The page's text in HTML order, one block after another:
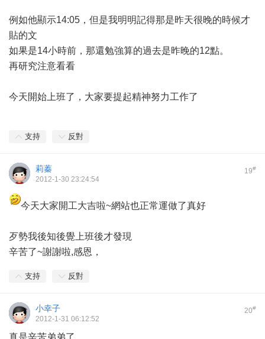
例如他顯示14:05，但是我明明記得那是昨天很晚的時候才
貼的文
如果是14小時前，那還勉強算的過去是昨晚的12點。
再研究注意看看
今天開始上班了，大家要提起精神努力工作了
支持 反對
19#
莉蓁
2012-1-30 23:24:54
今天大家開工大吉啦~網站也正常運做了真好
歹勢我後知後覺上班後才發現
辛苦了~謝謝啦,感恩，
支持 反對
20#
小幸子
2012-1-31 06:12:52
真是辛苦弟弟了..